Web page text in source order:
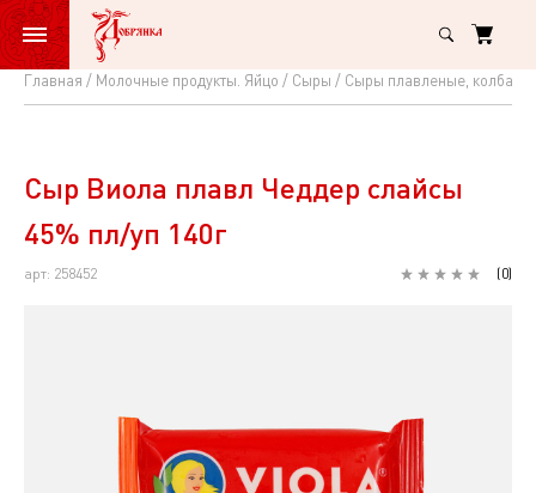
Главная Молочные продукты. Яйцо Сыры Сыры плавленые,
Сыр
плавл
Чеддер
слайсы
Сыр Виола плавл Чеддер слайсы
45% пл/уп 140г
арт: 258452 (0)